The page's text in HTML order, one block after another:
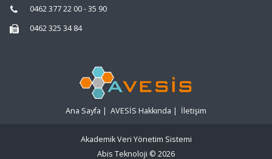
0462 377 22 00 - 35 90
0462 325 34 84
Ana Sayfa | AVESİS Hakkında | İletişim
Akademik Veri Yönetim Sistemi
Abis Teknoloji © 2026